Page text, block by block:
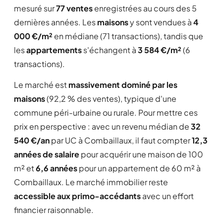
mesuré sur77 ventesenregistrées au cours des 5
dernières années. Lesmaisonsy sont vendues à4
000 €/m² en médiane (71 transactions), tandis que
lesappartementss'échangent à3 584 €/m²(6
transactions).
Le marché estmassivement dominé par les
maisons(92,2 % des ventes), typique d'une
commune péri-urbaine ou rurale. Pour mettre ces
prix en perspective : avec un revenu médian de32
540 €/anpar UC à Combaillaux, il faut compter12,3
années de salairepour acquérir une maison de 100
m² et6,6 annéespour un appartement de 60 m² à
Combaillaux. Le marché immobilier reste
accessible aux primo-accédantsavec un effort
financier raisonnable.